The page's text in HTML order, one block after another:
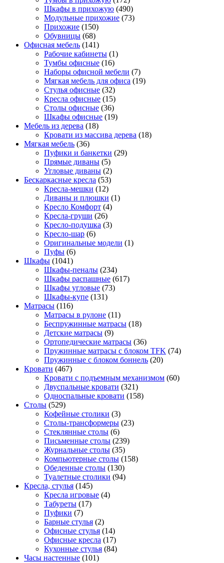
Шкафы в прихожую (490)
Модульные прихожие (73)
Прихожие (150)
Обувницы (68)
Офисная мебель (141)
Рабочие кабинеты (1)
Тумбы офисные (16)
Наборы офисной мебели (7)
Мягкая мебель для офиса (19)
Стулья офисные (32)
Кресла офисные (15)
Столы офисные (36)
Шкафы офисные (19)
Мебель из дерева (18)
Кровати из массива дерева (18)
Мягкая мебель (36)
Пуфики и банкетки (29)
Прямые диваны (5)
Угловые диваны (2)
Бескаркасные кресла (53)
Кресла-мешки (12)
Диваны и плюшки (1)
Кресло Комфорт (4)
Кресла-груши (26)
Кресло-подушка (3)
Кресло-шар (6)
Оригинальные модели (1)
Пуфы (6)
Шкафы (1041)
Шкафы-пеналы (234)
Шкафы распашные (617)
Шкафы угловые (73)
Шкафы-купе (131)
Матрасы (116)
Матрасы в рулоне (11)
Беспружинные матрасы (18)
Детские матрасы (9)
Ортопедические матрасы (36)
Пружинные матрасы с блоком TFK (74)
Пружинные с блоком боннель (20)
Кровати (467)
Кровати с подъемным механизмом (60)
Двуспальные кровати (321)
Односпальные кровати (158)
Столы (529)
Кофейные столики (3)
Столы-трансформеры (23)
Стеклянные столы (6)
Письменные столы (239)
Журнальные столы (35)
Компьютерные столы (158)
Обеденные столы (130)
Туалетные столики (94)
Кресла, стулья (145)
Кресла игровые (4)
Табуреты (17)
Пуфики (7)
Барные стулья (2)
Офисные стулья (14)
Офисные кресла (17)
Кухонные стулья (84)
Часы настенные (101)